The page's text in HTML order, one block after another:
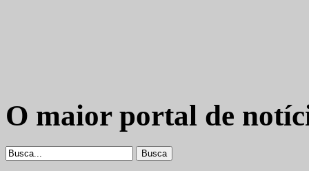
O maior portal de